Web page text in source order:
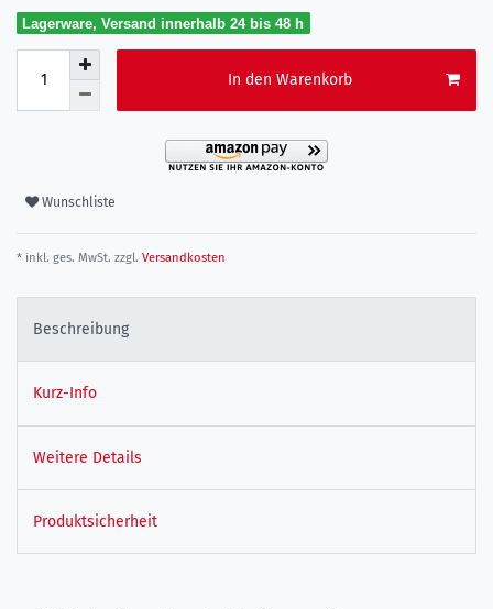
Lagerware, Versand innerhalb 24 bis 48 h
In den Warenkorb
Wunschliste
* inkl. ges. MwSt. zzgl. Versandkosten
Beschreibung
Kurz-Info
Weitere Details
Produktsicherheit